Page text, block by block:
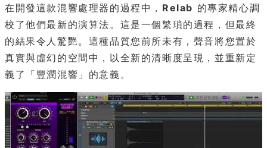
在開發這款混響處理器的過程中， Relab 的專家精心調
校了他們最新的演算法。這是一個繁瑣的過程，但最終
的結果令人驚艷。這種品質您前所未有，聲音將您置於
真實與虛幻的空間中，以全新的清晰度呈現，並重新定
義了「豐潤混響」的意義。